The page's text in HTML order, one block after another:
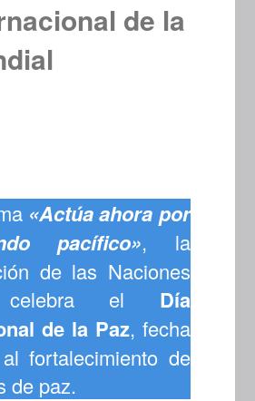
de la
«Actúa ahora por
pacífico», la
de las Naciones
celebra el Día
de la Paz, fecha
fortalecimiento de
de paz.